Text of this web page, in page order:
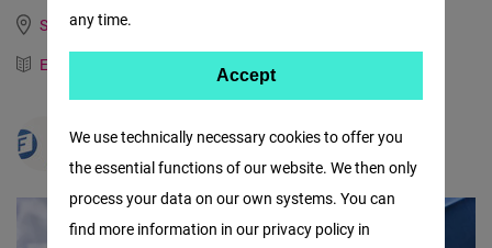
Spain, Italy, Portugal and Mediterranean Dialogue
English
Raquel Bañón
We use technically necessary cookies to offer you
the essential functions of our website. We then only
process your data on our own systems. You can
find more information in our privacy policy in
any time.
Facebook
Embed
Accept